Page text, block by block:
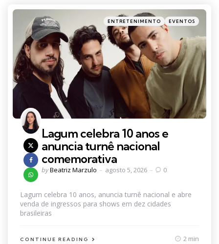
Categories
Posted
in
ENTRETENIMENTO EVENTOS
Lagum celebra 10 anos e
anuncia turnê nacional
comemorativa
Posted
byBeatriz Marzulo agosto 5, 2026 0
Lagum celebra 10 anos, anuncia turnê nacional e abre
venda de ingressos para shows em dez cidades
brasileiras
CONTINUE READING 2 min